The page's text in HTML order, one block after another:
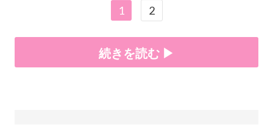
1 2
続きを読む ▶